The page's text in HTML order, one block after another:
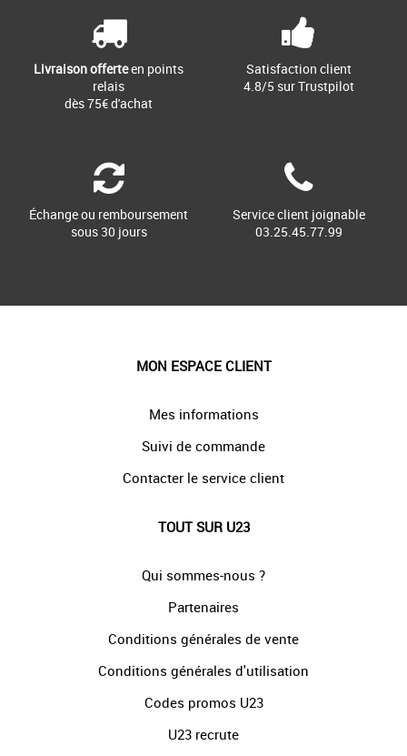
Livraison offerteen points
relais
dès 75€ d'achat
Satisfaction client
4.8/5 sur Trustpilot
Échange ou remboursement
sous 30 jours
Service client joignable
03.25.45.77.99
MON ESPACE CLIENT
Mes informations
Suivi de commande
Contacter le service client
TOUT SUR U23
Qui sommes-nous ?
Partenaires
Conditions générales de vente
Conditions générales d'utilisation
Codes promos U23
U23 recrute